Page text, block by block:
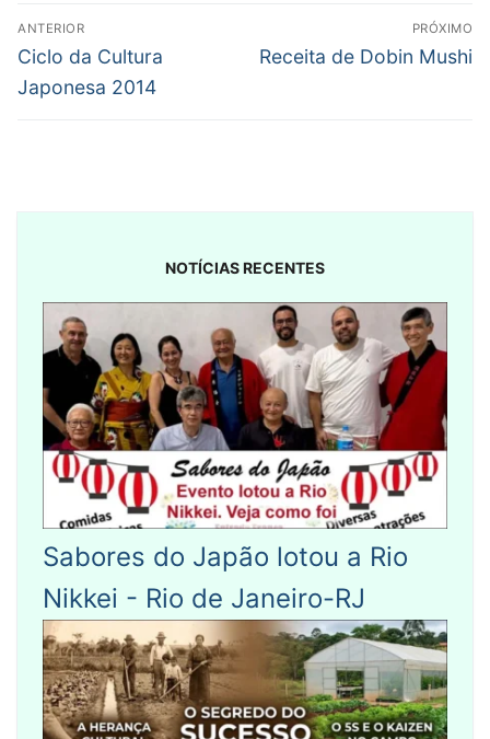
Navegação
de
Post
ANTERIOR
Post
anterior:
Ciclo da Cultura
Japonesa 2014
PRÓXIMO
Próximo
Receita de Dobin Mushi
NOTÍCIAS RECENTES
Sabores do Japão lotou a Rio
Nikkei - Rio de Janeiro-RJ